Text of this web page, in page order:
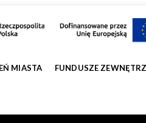
MIASTA FUNDUSZE